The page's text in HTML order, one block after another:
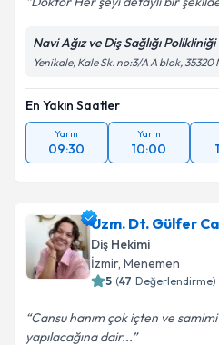
Navi Ağız ve Diş Sağlığı Polikliniği
Yenikale, Kale Sk. no:3/A A blok,
En Yakın Saatler
Yarın
09:30
Yarın
10:00
Uzm. Dt. Gülfer
Diş Hekimi
İzmir, Menemen
5 (47 Değerlendirme)
Cansu hanım çok içten ve
yapılacağına dair...